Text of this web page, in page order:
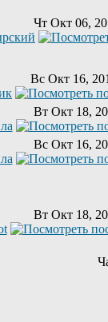
Чт Окт 06,
Вс Окт 16,
Вт Окт 18,
Вс Окт 16,
Вт Окт 18,